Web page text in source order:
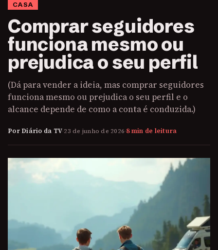
CASA
Comprar seguidores
funciona mesmo ou
prejudica o seu perfil
(Dá para vender a ideia, mas comprar seguidores
funciona mesmo ou prejudica o seu perfil e o
alcance depende de como a conta é conduzida.)
Por Diário da TV·23 de junho de 2026·8 min de leitura